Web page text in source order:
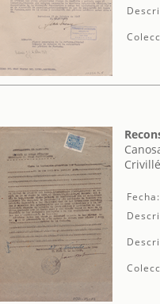
Fecha: